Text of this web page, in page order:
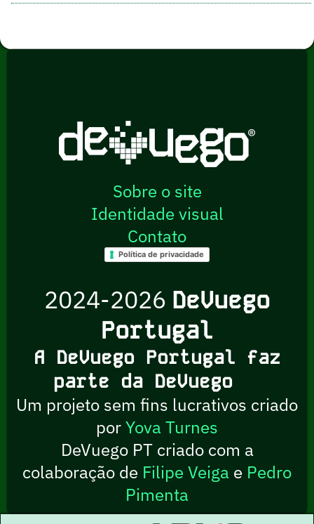
Sobre o site
Identidade visual
Contato
Política de privacidade
2024-2026 DeVuego
Portugal
A DeVuego Portugal faz
parte da DeVuego
Um projeto sem fins lucrativos criado
porYova Turnes
DeVuego PT criado com a
colaboração de Filipe Veiga e Pedro
Pimenta